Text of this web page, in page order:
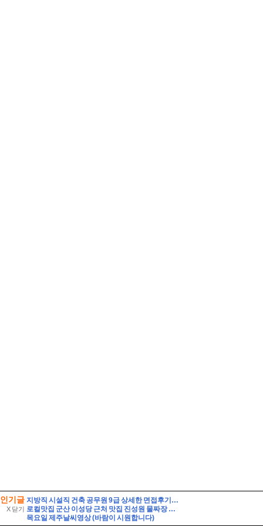
인기글
X 닫기
지방직 시설직 건축 공무원 9급 상세한 면접후기 및 기출 질문답변, 건축직 필수 정보 직무상식 정리 [시설직 건축직 공무원 면접]
로컬맛집 군산 이성당 근처 맛집 진성원 물짜장 솔직후기, 경암동 철길마을 근처가 더 맞다.
목요일 제주날씨영상 (바람이 시원합니다)